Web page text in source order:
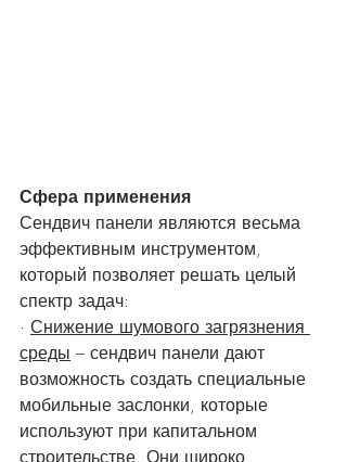
Сфера применения
Сендвич панели являются весьма
эффективным инструментом,
который позволяет решать целый
спектр задач:
· Снижение шумового загрязнения
среды – сендвич панели дают
возможность создать специальные
мобильные заслонки, которые
используют при капитальном
строительстве. Они широко